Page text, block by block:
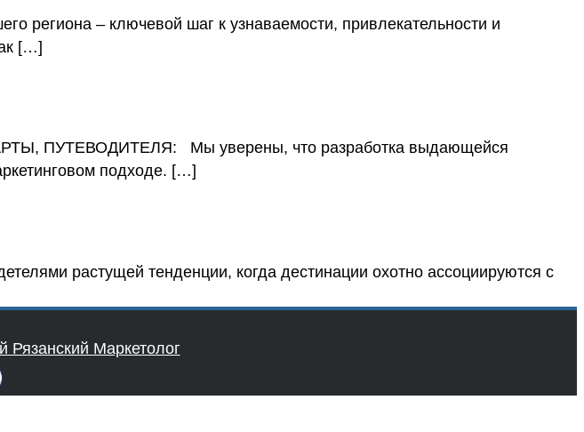
– ключевой шаг к узнаваемости, привлекательности и
[…]
Мы уверены, что разработка выдающейся
подходе. […]
растущей тенденции, когда дестинации охотно ассоциируются с
Рязанский Маркетолог